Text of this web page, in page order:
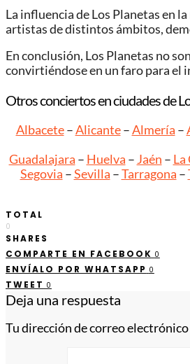
La influencia de Los Planetas en
artistas de distintos ámbitos,
En conclusión, Los Planetas no
convirtiéndose en un faro para el
Otros conciertos en ciudades de
Albacete–Alicante–Almería –
Guadalajara – Huelva –Jaén – La
Segovia –Sevilla –Tarragona –
TOTAL
0
SHARES
COMPARTE EN FACEBOOK 0
ENVÍALO POR WHATSAPP 0
TWEET 0
Deja una respuesta
Tu dirección de correo